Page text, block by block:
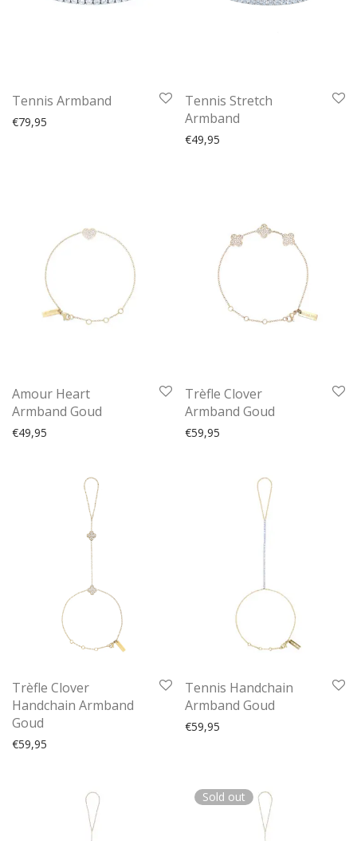
Tennis Armband
€79,95
Tennis Stretch
Armband
€49,95
Amour Heart
Armband Goud
€49,95
Trèfle Clover
Armband Goud
€59,95
Trèfle Clover
Handchain Armband
Goud
€59,95
Tennis Handchain
Armband Goud
€59,95
Sold out